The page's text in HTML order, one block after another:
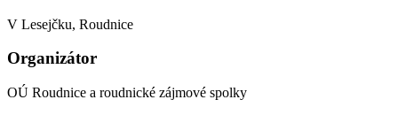
V Lesejčku, Roudnice
Organizátor
OÚ Roudnice a roudnické zájmové spolky